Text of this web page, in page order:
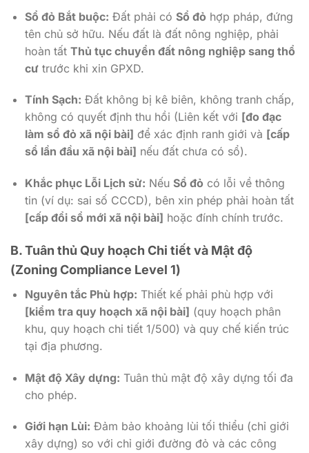
Sổ đỏ Bắt buộc: Đất phải có Sổ đỏ hợp pháp, đứng
tên chủ sở hữu. Nếu đất là đất nông nghiệp, phải
hoàn tất Thủ tục chuyển đất nông nghiệp sang thổ
cưtrước khi xin GPXD.
Tính Sạch: Đất không bị kê biên, không tranh chấp,
không có quyết định thu hồi (Liên kết với [đo đạc
làm sổ đỏ xã nội bài] để xác định ranh giới và [cấp
sổ lần đầu xã nội bài] nếu đất chưa có sổ).
Khắc phục Lỗi Lịch sử: Nếu Sổ đỏ có lỗi về thông
tin (ví dụ: sai số CCCD), bên xin phép phải hoàn tất
[cấp đổi sổ mới xã nội bài] hoặc đính chính trước.
B. Tuân thủ Quy hoạch Chi tiết và Mật độ
(Zoning Compliance Level 1)
Nguyên tắc Phù hợp: Thiết kế phải phù hợp với
[kiểm tra quy hoạch xã nội bài] (quy hoạch phân
khu, quy hoạch chi tiết 1/500) và quy chế kiến trúc
tại địa phương.
Mật độ Xây dựng: Tuân thủ mật độ xây dựng tối đa
cho phép.
Giới hạn Lùi: Đảm bảo khoảng lùi tối thiểu (chỉ giới
xây dựng) so với chỉ giới đường đỏ và các công